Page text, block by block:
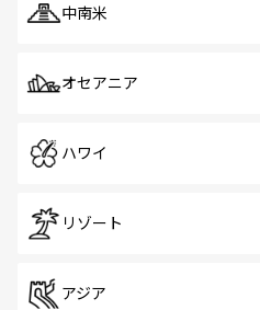
中南米
オセアニア
ハワイ
リゾート
アジア